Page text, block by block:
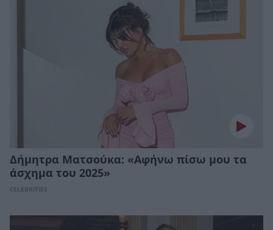
Δήμητρα Ματσούκα: «Αφήνω πίσω μου τα
άσχημα του 2025»
CELEBRITIES